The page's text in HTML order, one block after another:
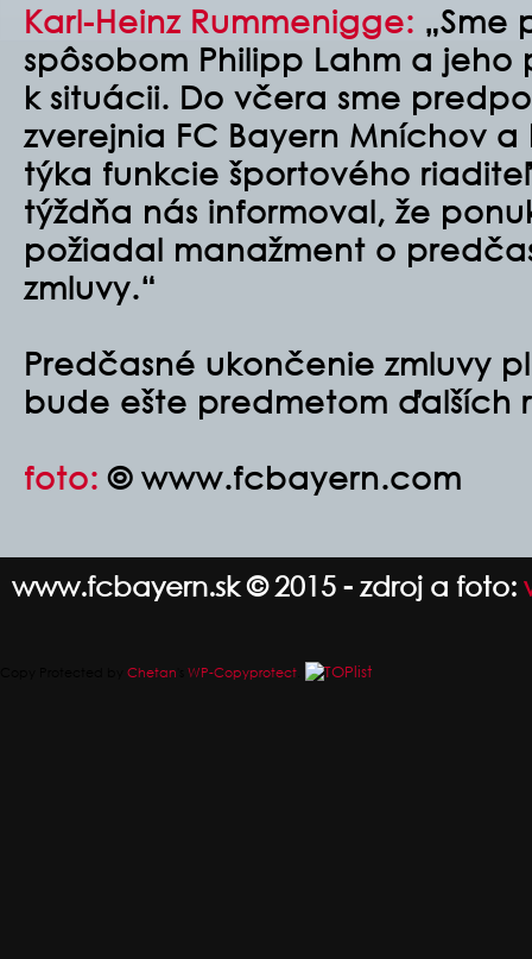
Karl-Heinz Rummenigge: „Sme
spôsobom Philipp Lahm a
k situácii. Do včera sme
zverejnia FC Bayern Mníchov
týka funkcie športového
týždňa nás informoval, že
požiadal manažment o
zmluvy.“
Predčasné ukončenie zmluvy
bude ešte predmetom ďalších
foto: © www.fcbayern.com
www.fcbayern.sk © 2015 - zdroj a foto:
Chetan WP-Copyprotect